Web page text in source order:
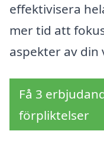
effektivisera
mer tid att
aspekter av din
Få 3
förpliktelser